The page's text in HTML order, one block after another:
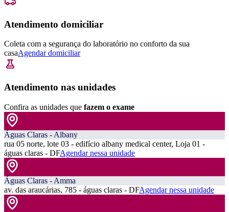
Atendimento domiciliar
Coleta com a segurança do laboratório no conforto da sua
casaAgendar domiciliar
Atendimento nas unidades
Confira as unidades que fazem o exame
Águas Claras - Albany
rua 05 norte, lote 03 - edifício albany medical center, Loja 01 -
águas claras - DFAgendar nessa unidade
Águas Claras - Amma
av. das araucárias, 785 - águas claras - DFAgendar nessa unidade